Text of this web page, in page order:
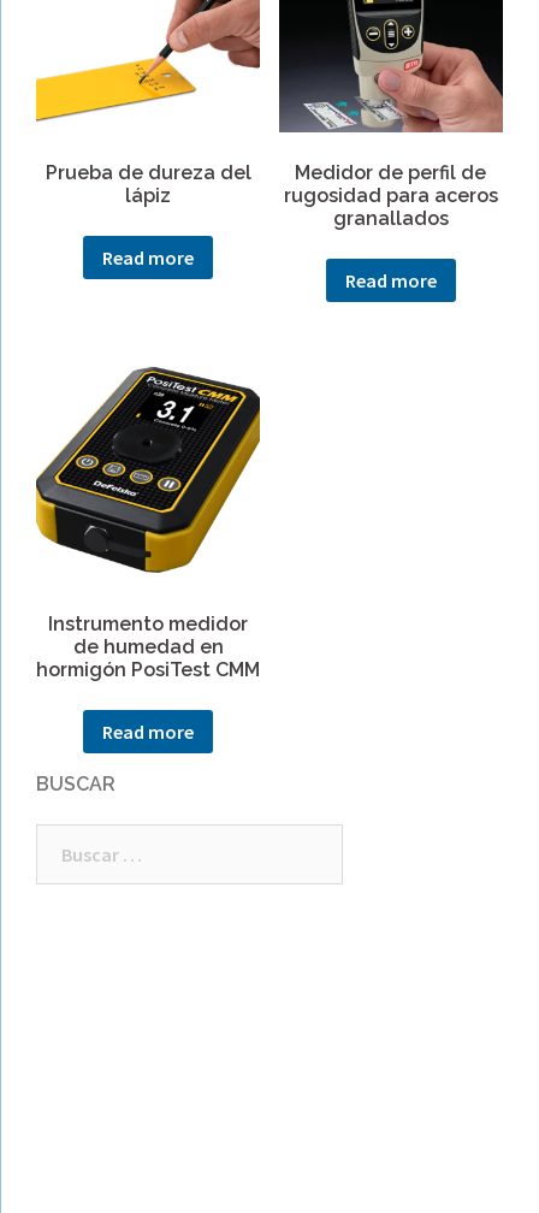
Prueba de dureza del
lápiz
Read more
Medidor de perfil de
rugosidad para aceros
granallados
Read more
Instrumento medidor
de humedad en
hormigón PosiTest CMM
Read more
BUSCAR